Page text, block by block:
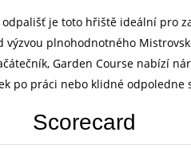
je toto hřiště ideální pro
výzvou plnohodnotného
Garden Course nabízí
po práci nebo klidné odpoledne
Scorecard